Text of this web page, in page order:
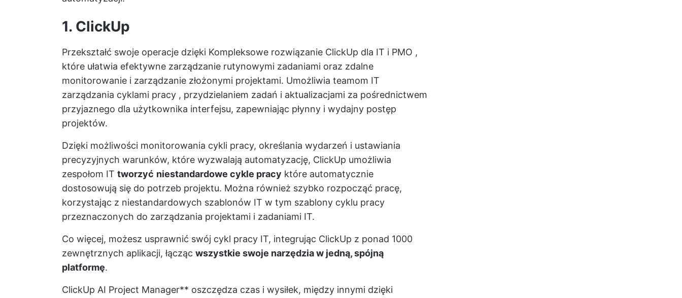
1. ClickUp
Przekształć swoje operacje dzięki Kompleksowe rozwiązanie ClickUp dla IT i PMO ,
które ułatwia efektywne zarządzanie rutynowymi zadaniami oraz zdalne
monitorowanie i zarządzanie złożonymi projektami. Umożliwia teamom IT
zarządzania cyklami pracy , przydzielaniem zadań i aktualizacjami za pośrednictwem
przyjaznego dla użytkownika interfejsu, zapewniając płynny i wydajny postęp
projektów.
Dzięki możliwości monitorowania cykli pracy, określania wydarzeń i ustawiania
precyzyjnych warunków, które wyzwalają automatyzację, ClickUp umożliwia
zespołom IT tworzyć niestandardowe cykle pracy które automatycznie
dostosowują się do potrzeb projektu. Można również szybko rozpocząć pracę,
korzystając z niestandardowych szablonów IT w tym szablony cyklu pracy
przeznaczonych do zarządzania projektami i zadaniami IT.
Co więcej, możesz usprawnić swój cykl pracy IT, integrując ClickUp z ponad 1000
zewnętrznych aplikacji, łącząc wszystkie swoje narzędzia w jedną, spójną
platformę.
ClickUp AI Project Manager** oszczędza czas i wysiłek, między innymi dzięki